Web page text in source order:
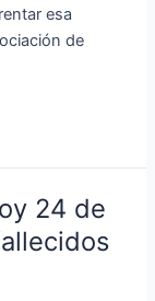
esa
de
24 de